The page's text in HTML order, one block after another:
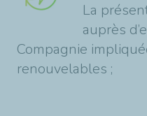
La
auprès
Compagnie
renouvelables ;